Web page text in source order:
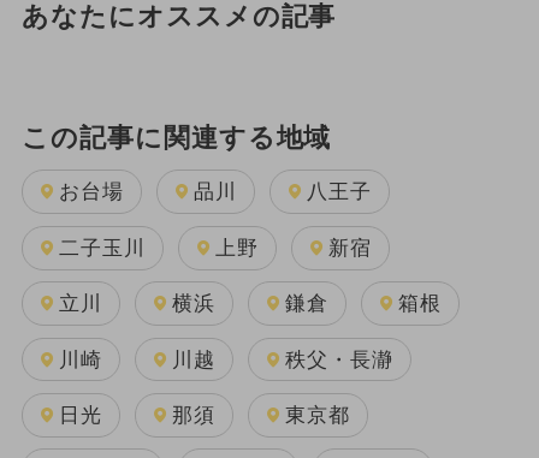
あなたにオススメの記事
この記事に関連する地域
お台場 品川 八王子
二子玉川 上野 新宿
立川 横浜 鎌倉 箱根
川崎 川越 秩父・長瀞
日光 那須 東京都